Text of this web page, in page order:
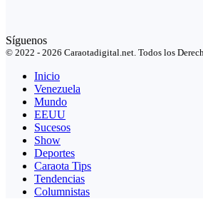
Síguenos
© 2022 - 2026 Caraotadigital.net. Todos los
Inicio
Venezuela
Mundo
EEUU
Sucesos
Show
Deportes
Caraota Tips
Tendencias
Columnistas